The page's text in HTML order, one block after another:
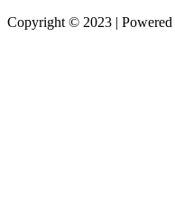
Copyright © 2023 |